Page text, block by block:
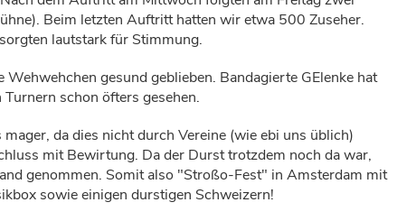
Beim letzten Auftritt hatten wir etwa 500 Zuseher.
lautstark für Stimmung.
gesund geblieben. Bandagierte GElenke hat
schon öfters gesehen.
da dies nicht durch Vereine (wie ebi uns üblich)
mit Bewirtung. Da der Durst trotzdem noch da war,
genommen. Somit also "Stroßo-Fest" in Amsterdam mit
sowie einigen durstigen Schweizern!